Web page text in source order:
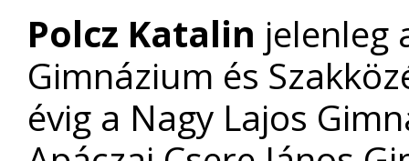
Polcz Katalin jelenleg
Gimnázium és
évig a Nagy Lajos